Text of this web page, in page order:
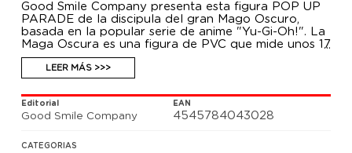
Good Smile Company presenta esta figura POP UP
PARADE de la discipula del gran Mago Oscuro,
basada en la popular serie de anime "Yu-Gi-Oh!". La
Maga Oscura es una figura de PVC que mide unos 17
cm de alto e incluye una base soporte para su
exposición.
LEER MÁS >>>
Editorial
Good Smile Company
EAN
4545784043028
CATEGORIAS